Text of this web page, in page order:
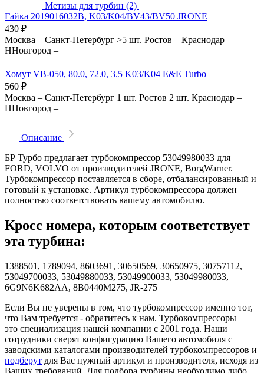
Метизы для турбин (2)
Гайка 2019016032B, K03/K04/BV43/BV50 JRONE
430 ₽
Москва – Санкт-Петербург >5 шт. Ростов – Краснодар –
ННовгород –
Хомут VB-050, 80.0, 72.0, 3.5 K03/K04 E&E Turbo
560 ₽
Москва – Санкт-Петербург 1 шт. Ростов 2 шт. Краснодар –
ННовгород –
Описание
БР Турбо предлагает турбокомпрессор 53049980033 для
FORD, VOLVO от производителей JRONE, BorgWarner.
Турбокомпрессор поставляется в сборе, отбалансированный и
готовый к установке. Артикул турбокомпрессора должен
полностью соответствовать вашему автомобилю.
Кросс номера, которым соответствует
эта турбина:
1388501, 1789094, 8603691, 30650569, 30650975, 30757112,
53049700033, 53049880033, 53049900033, 53049980033,
6G9N6K682AA, 8B0440M275, JR-275
Если Вы не уверены в том, что турбокомпрессор именно тот,
что Вам требуется - обратитесь к нам. Турбокомпрессоры —
это специализация нашей компании с 2001 года. Наши
сотрудники сверят конфигурацию Вашего автомобиля с
заводскими каталогами производителей турбокомпрессоров и
подберут для Вас нужный артикул и производителя, исходя из